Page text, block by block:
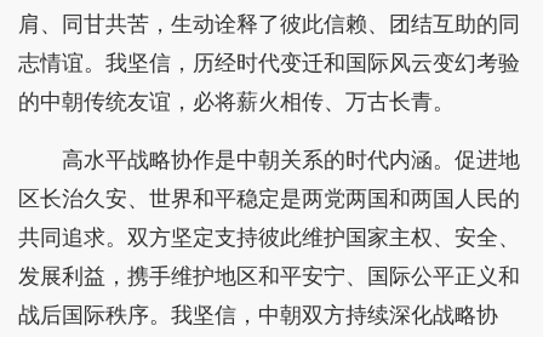
肩、同甘共苦，生动诠释了彼此信赖、团结互助的同
志情谊。我坚信，历经时代变迁和国际风云变幻考验
的中朝传统友谊，必将薪火相传、万古长青。
高水平战略协作是中朝关系的时代内涵。促进地
区长治久安、世界和平稳定是两党两国和两国人民的
共同追求。双方坚定支持彼此维护国家主权、安全、
发展利益，携手维护地区和平安宁、国际公平正义和
战后国际秩序。我坚信，中朝双方持续深化战略协